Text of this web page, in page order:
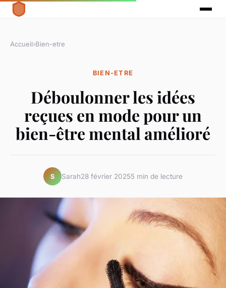
Accueil›Bien-etre
BIEN-ETRE
Déboulonner les idées
reçues en mode pour un
bien-être mental amélioré
S Sarah28 février 20255 min de lecture